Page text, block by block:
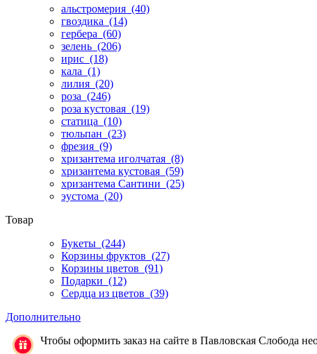
альстромерия (40)
гвоздика (14)
гербера (60)
зелень (206)
ирис (18)
кала (1)
лилия (20)
роза (246)
роза кустовая (19)
статица (10)
тюльпан (23)
фрезия (9)
хризантема иголчатая (8)
хризантема кустовая (59)
хризантема Сантини (25)
эустома (20)
Товар
Букеты (244)
Корзины фруктов (27)
Корзины цветов (91)
Подарки (12)
Сердца из цветов (39)
Дополнительно
Чтобы оформить заказ на сайте в Павловская Слобода